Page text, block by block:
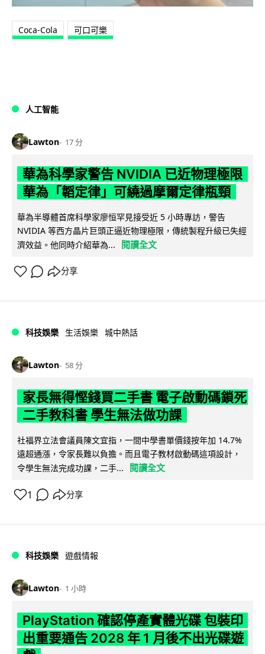
Coca-Cola 可口可樂
人工智能
Lawton 17 分
華為科學家警告 NVIDIA 已近物理極限
華為「韜定律」可繞過摩爾定律瓶頸
華為半導體首席科學家廖恒罕見接受近 5 小時專訪，警告
NVIDIA 等西方晶片巨頭正逼近物理極限，傳統製程升級已失經
濟效益。他同時介紹華為...
閱讀全文
分享
科技娛樂 生活娛樂 城中熱話
Lawton 58 分
家長無得慳錢買二手書 電子啟動碼鎖死
二手教科書 學生無法做功課
社福界立法會議員陳文宜指，一間中學書單價錢按年加 14.7%
遠超通漲，令家長難以負擔。而且電子教材啟動碼這項設計，
令學生無法完成功課，二手...
閱讀全文
1 分享
科技娛樂 遊戲情報
Lawton 1 小時
PlayStation 確認停產實體光碟 包裝印
出重要通告 2028 年 1 月後不出光碟遊